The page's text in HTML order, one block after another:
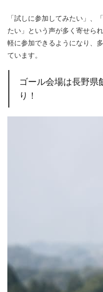
「試しに参加してみたい」、
たい」という声が多く寄せら
軽に参加できるようになり、
ています。
ゴール会場は長野県
り！